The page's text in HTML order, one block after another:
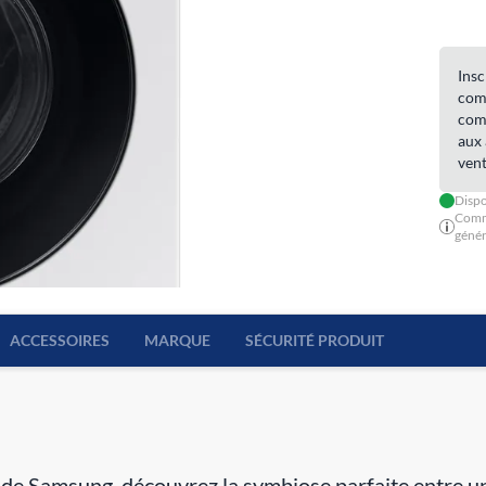
aux
ACCESSOIRES MARQUE SÉCURITÉ PRODUIT